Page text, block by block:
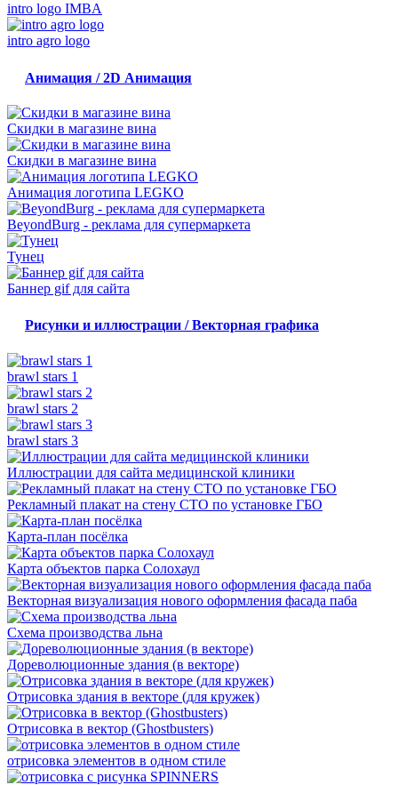
intro logo IMBA
intro agro logo
Анимация / 2D Анимация
Скидки в магазине вина
Скидки в магазине вина
Анимация логотипа LEGKO
BeyondBurg - реклама для супермаркета
Тунец
Баннер gif для сайта
Рисунки и иллюстрации / Векторная графика
brawl stars 1
brawl stars 2
brawl stars 3
Иллюстрации для сайта медицинской клиники
Рекламный плакат на стену СТО по установке ГБО
Карта-план посёлка
Карта объектов парка Солохаул
Векторная визуализация нового оформления фасада паба
Схема производства льна
Дореволюционные здания (в векторе)
Отрисовка здания в векторе (для кружек)
Отрисовка в вектор (Ghostbusters)
отрисовка элементов в одном стиле